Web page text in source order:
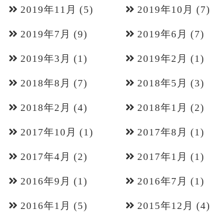
2019年11月 (5) 2019年10月 (7)
2019年7月 (9) 2019年6月 (7)
2019年3月 (1) 2019年2月 (1)
2018年8月 (7) 2018年5月 (3)
2018年2月 (4) 2018年1月 (2)
2017年10月 (1) 2017年8月 (1)
2017年4月 (2) 2017年1月 (1)
2016年9月 (1) 2016年7月 (1)
2016年1月 (5) 2015年12月 (4)